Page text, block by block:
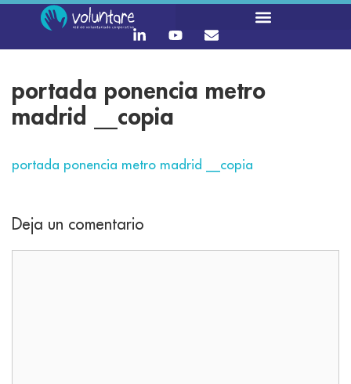
portada ponencia metro
madrid __copia
portada ponencia metro madrid __copia
Deja un comentario